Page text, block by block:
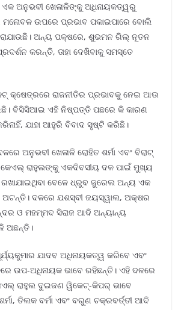
ଏକ ଅନୁଭବୀ ଖେଳାଳିଙ୍କୁ ଅଧିନାୟକତ୍ୱରୁ
ଉପରେ ପ୍ରଭାବ ପକାଇପାରେ ବୋଲି
ଅନ୍ୟ ପକ୍ଷରେ, ଶୁଭମନ ଗିଲ୍ ନୂତନ
କରନ୍ତି, ତାହା ଦେଖିବାକୁ ସମସ୍ତେ
କ୍ଷେତ୍ରରେ ରାଜନୀତିର ପ୍ରଭାବକୁ ନେଇ ଆଉ
ବିସିସିଆଇ ଏହି ନିଷ୍ପତ୍ତି ପଛରେ କି କାରଣ
ଯାହା ଆହୁରି ବିବାଦ ସୃଷ୍ଟି କରିଛି।
ଅନୁଭବୀ ଖେଳାଳି ରୋହିତ ଶର୍ମା ଏବଂ ବିରାଟ୍
ରାହୁଲଙ୍କୁ ଏକଦିବସୀୟ ଦଳ ପାଇଁ ମୁଖ୍ୟ
ବେଳେ ଧ୍ରୁବ ଜୁରେଲ ଅନ୍ୟ ଏକ
ଦଳରେ ଯଶସ୍ବୀ ଜୟସ୍ୱାଲ, ଅକ୍ଷର
ଓ ମହମ୍ମଦ ସିରାଜ ଆଦି ଅନ୍ୟାନ୍ୟ
ଅଛନ୍ତି।
ଯାଦବ ଅଧିନାୟକତ୍ୱ କରିବେ ଏବଂ
ଉପ-ଅଧିନାୟକ ଭାବେ ରହିଛନ୍ତି। ଏହି ଦଳରେ
ରାହୁଲ ଦୁଇଜଣ ୱିକେଟ୍-କିପର୍ ଭାବେ
ତିଲକ ବର୍ମା ଏବଂ ବରୁଣ ଚକ୍ରବର୍ତ୍ତୀ ଆଦି